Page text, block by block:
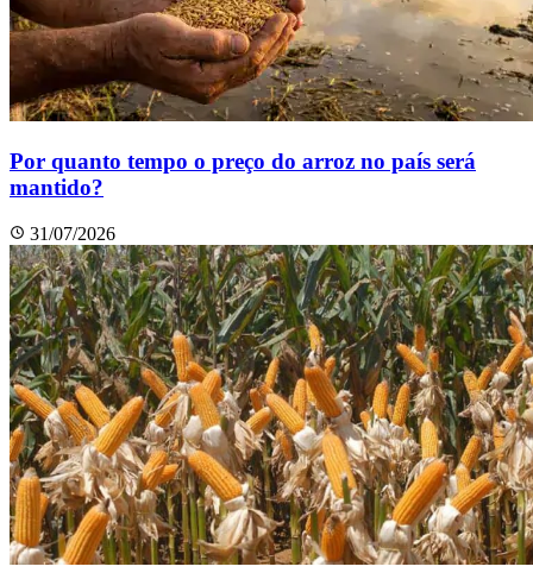
Por quanto tempo o preço do arroz no país será
mantido?
31/07/2026